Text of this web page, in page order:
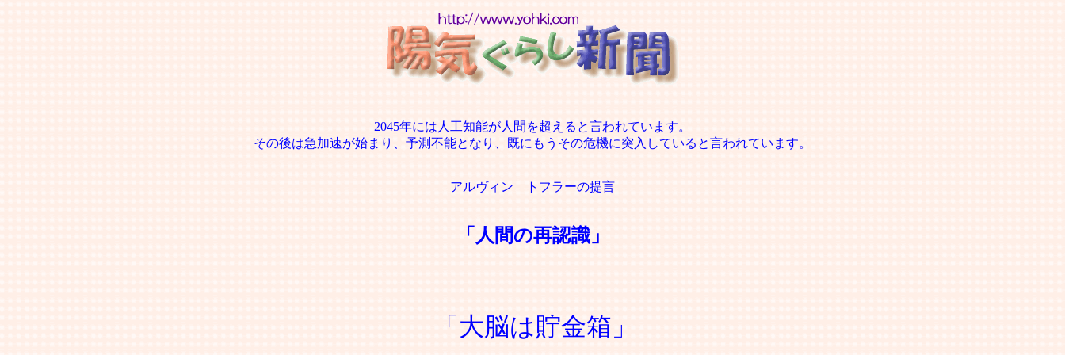
2045年には人工知能が人間を超えると言われています。
その後は急加速が始まり、予測不能となり、既にもうその危機に突入していると言われています。
アルヴィン トフラーの提言
「人間の再認識」
「大脳は貯金箱」